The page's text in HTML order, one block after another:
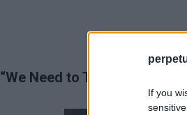
If you
“We Need to Talk About